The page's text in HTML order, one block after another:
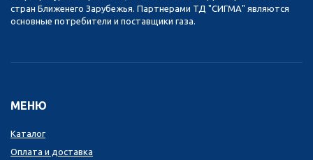
стран Ближенего Зарубежья. Партнерами ТД "СИГМА" являются
основные потребители и поставщики газа.
МЕНЮ
Каталог
Оплата и доставка